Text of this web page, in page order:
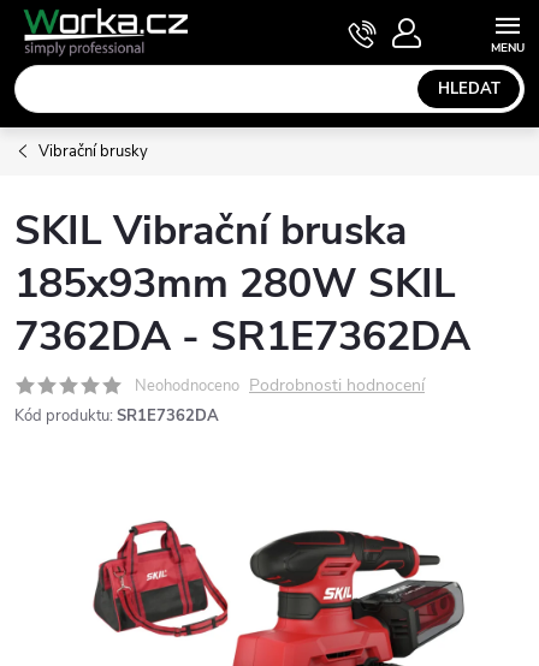
Přejít
obsah
HLEDAT
NÁKUPNÍ
KOŠÍK
Vibrační brusky
SKIL Vibrační bruska
185x93mm 280W SKIL
7362DA - SR1E7362DA
Neohodnoceno Podrobnosti hodnocení
Kód produktu: SR1E7362DA